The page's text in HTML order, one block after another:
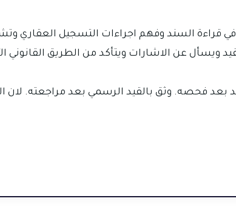
قراءة السند وفهم اجراءات التسجيل العقاري
ويسأل عن الاشارات ويتأكد من الطريق القانوني
بعد فحصه. وثق بالقيد الرسمي بعد مراجعته. لان